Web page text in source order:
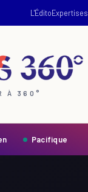
L'ÉditoExpertises
À 360°
Pacifique